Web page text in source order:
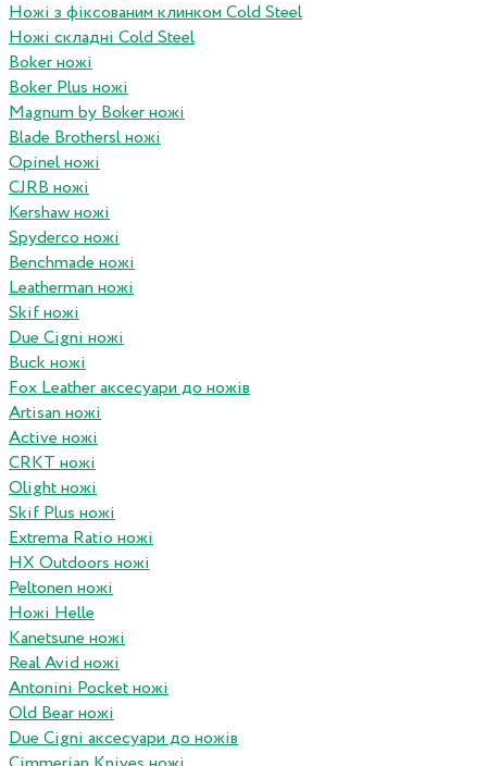
Ножі з фіксованим клинком Cold Steel
Ножі складні Cold Steel
Boker ножі
Boker Plus ножі
Magnum by Boker ножі
Blade Brothersl ножі
Opinel ножі
CJRB ножі
Kershaw ножі
Spyderco ножі
Benchmade ножі
Leatherman ножі
Skif ножі
Due Cigni ножі
Buck ножі
Fox Leather аксесуари до ножів
Artisan ножі
Active ножі
CRKT ножі
Olight ножі
Skif Plus ножі
Extrema Ratio ножі
HX Outdoors ножі
Peltonen ножі
Ножі Helle
Kanetsune ножі
Real Avid ножі
Antonini Pocket ножі
Old Bear ножі
Due Cigni аксесуари до ножів